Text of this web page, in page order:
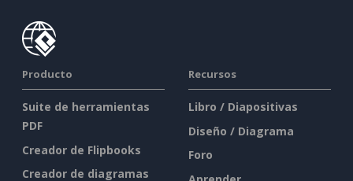
Producto
Suite de herramientas
PDF
Creador de Flipbooks
Creador de diagramas
Recursos
Libro / Diapositivas
Diseño / Diagrama
Foro